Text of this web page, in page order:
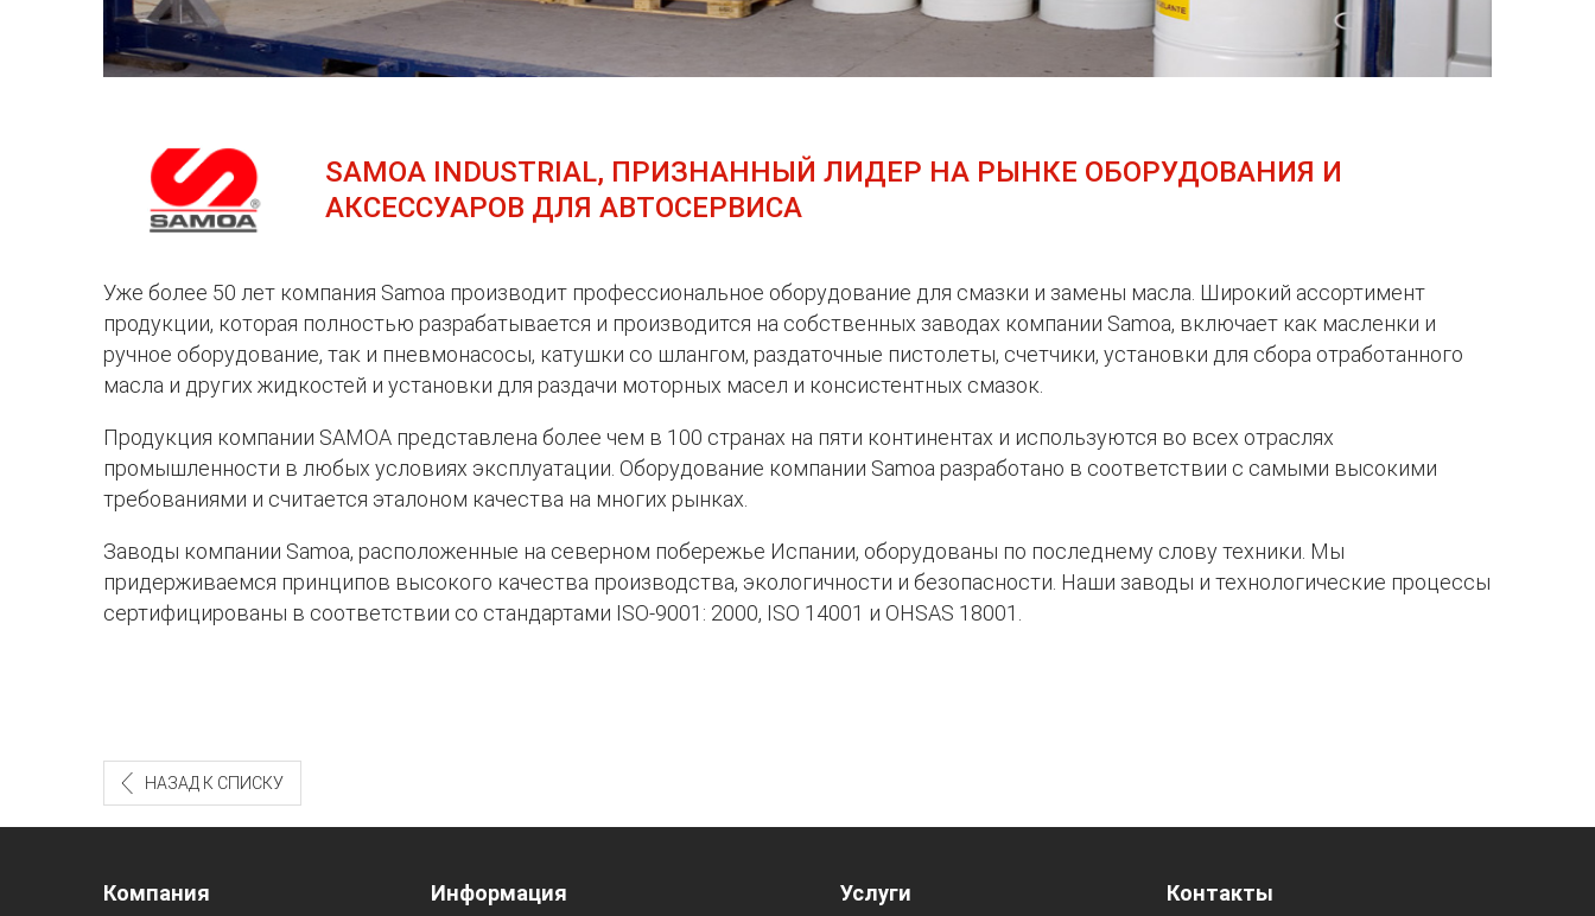
SAMOA INDUSTRIAL, ПРИЗНАННЫЙ ЛИДЕР НА РЫНКЕ ОБОРУДОВАНИЯ И
АКСЕССУАРОВ ДЛЯ АВТОСЕРВИСА
Уже более 50 лет компания Samoa производит профессиональное оборудование для смазки и замены масла. Широкий ассортимент
продукции, которая полностью разрабатывается и производится на собственных заводах компании Samoa, включает как масленки и
ручное оборудование, так и пневмонасосы, катушки со шлангом, раздаточные пистолеты, счетчики, установки для сбора отработанного
масла и других жидкостей и установки для раздачи моторных масел и консистентных смазок.
Продукция компании SAMOA представлена более чем в 100 странах на пяти континентах и используются во всех отраслях
промышленности в любых условиях эксплуатации. Оборудование компании Samoa разработано в соответствии с самыми высокими
требованиями и считается эталоном качества на многих рынках.
Заводы компании Samoa, расположенные на северном побережье Испании, оборудованы по последнему слову техники. Мы
придерживаемся принципов высокого качества производства, экологичности и безопасности. Наши заводы и технологические процессы
сертифицированы в соответствии со стандартами ISO-9001: 2000, ISO 14001 и OHSAS 18001.
НАЗАД К СПИСКУ
Компания Информация Услуги Контакты